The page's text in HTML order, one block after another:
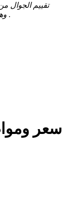
تقييم الجوال
وهل هوه مناسب لك من حيث السعر والمواصفات .
سعر